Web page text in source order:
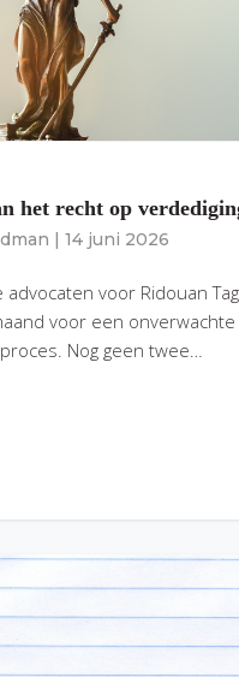
het recht op
14 juni 2026
voor Ridouan
voor een
Nog geen twee…